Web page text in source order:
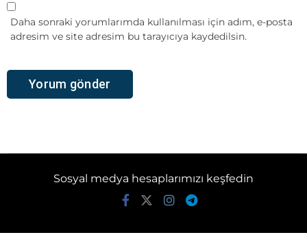
Daha sonraki yorumlarımda kullanılması için adım, e-posta
adresim ve site adresim bu tarayıcıya kaydedilsin.
Sosyal medya hesaplarımızı keşfedin